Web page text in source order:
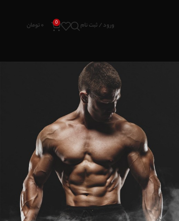
ورود / ثبت نام 0 ۰ تومان
مکمل ورزشی
نوشته های تازه
راهنمای کامل انتخاب مکمل مناسب برای هر هدف
ورزشی